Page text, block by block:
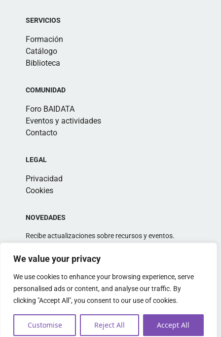
We value your privacy
We use cookies to enhance your browsing experience, serve
personalised ads or content, and analyse our traffic. By
clicking "Accept All", you consent to our use of cookies.
Customise Reject All Accept All
SERVICIOS
Formación
Catálogo
Biblioteca
COMUNIDAD
Foro BAIDATA
Eventos y actividades
Contacto
LEGAL
Privacidad
Cookies
NOVEDADES
Recibe actualizaciones sobre recursos y eventos.